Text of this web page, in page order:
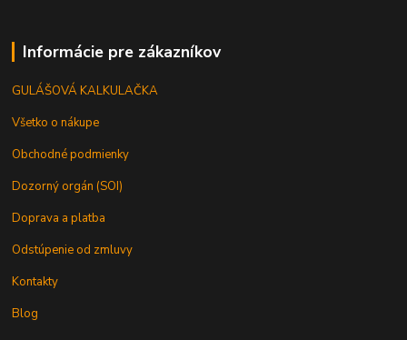
Informácie pre zákazníkov
GULÁŠOVÁ KALKULAČKA
Všetko o nákupe
Obchodné podmienky
Dozorný orgán (SOI)
Doprava a platba
Odstúpenie od zmluvy
Kontakty
Blog